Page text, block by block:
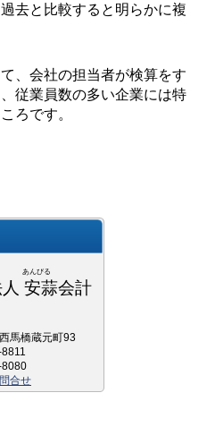
去と比較すると明らかに複
、会社の担当者が検算をす
従業員数の多い企業には特
ろです。
る
安蒜会計
馬橋蔵元町93
8080
合せ